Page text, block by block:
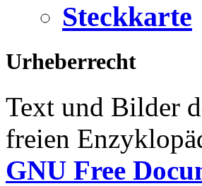
Steckkarte
Urheberrecht
Text und Bilder
freien
GNU Free